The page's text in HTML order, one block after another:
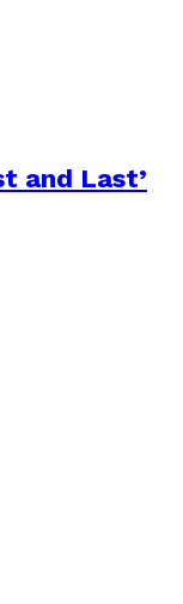
and Last’